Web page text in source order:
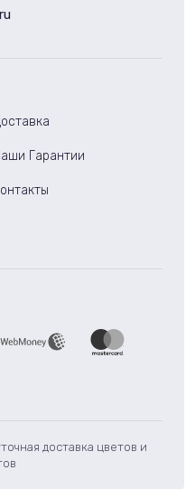
доставка цветов и
Гарантии